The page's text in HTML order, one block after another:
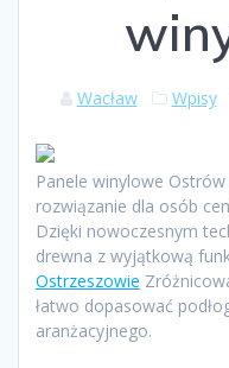
Wacław Wpisy
Panele winylowe
rozwiązanie dla osób
Dzięki nowoczesnym
drewna z wyjątkową
Ostrzeszowie
łatwo dopasować
aranżacyjnego.